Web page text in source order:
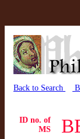
Back to Search
ID no. of
MS